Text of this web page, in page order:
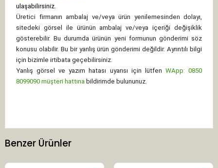
ulaşabilirsiniz.
Üretici firmanın ambalaj ve/veya ürün yenilemesinden dolayı,
sitedeki görsel ile ürünün ambalaj ve/veya içeriği değişiklik
gösterebilir. Bu durumda ürünün yeni formunun gönderimi söz
konusu olabilir. Bu bir yanlış ürün gönderimi değildir. Ayrıntılı bilgi
için bizimle irtibata geçebilirsiniz.
Yanlış görsel ve yazım hatası uyarısı için lütfen WApp: 0850
8099090 müşteri hattına bildirimde bulununuz.
Benzer Ürünler